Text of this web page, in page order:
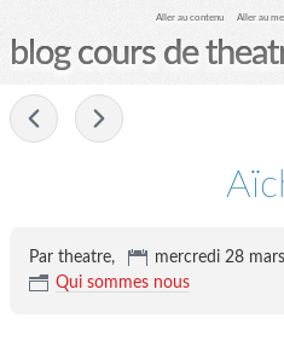
Aller au contenu Aller au
blog cours de
Par theatre, mercredi 28
Qui sommes nous